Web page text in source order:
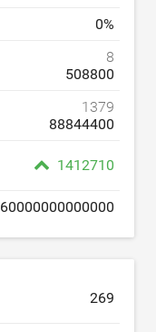
0%
8
508800
1379
88844400
1412710
60000000000000
269